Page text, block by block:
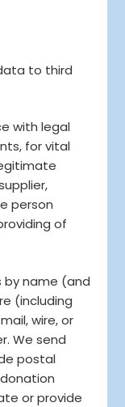
to third
with legal
for vital
person
of
by name (and
(including
wire, or
We send
postal
or provide